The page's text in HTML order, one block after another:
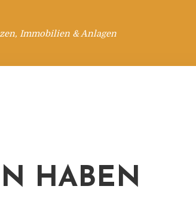
Immobilien & Anlagen
HABEN